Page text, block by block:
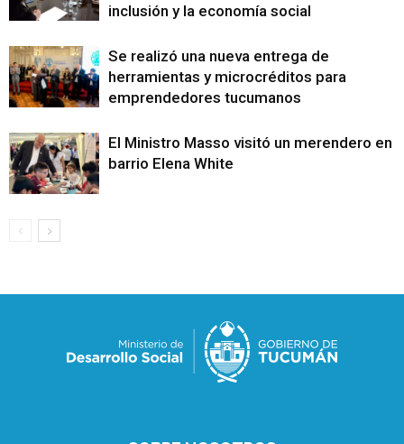
inclusión y la economía social
Se realizó una nueva entrega de
herramientas y microcréditos para
emprendedores tucumanos
El Ministro Masso visitó un merendero en
barrio Elena White